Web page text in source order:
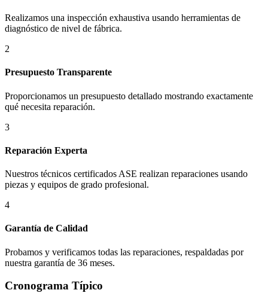
Realizamos una inspección exhaustiva usando herramientas de
diagnóstico de nivel de fábrica.
2
Presupuesto Transparente
Proporcionamos un presupuesto detallado mostrando exactamente
qué necesita reparación.
3
Reparación Experta
Nuestros técnicos certificados ASE realizan reparaciones usando
piezas y equipos de grado profesional.
4
Garantía de Calidad
Probamos y verificamos todas las reparaciones, respaldadas por
nuestra garantía de 36 meses.
Cronograma Típico